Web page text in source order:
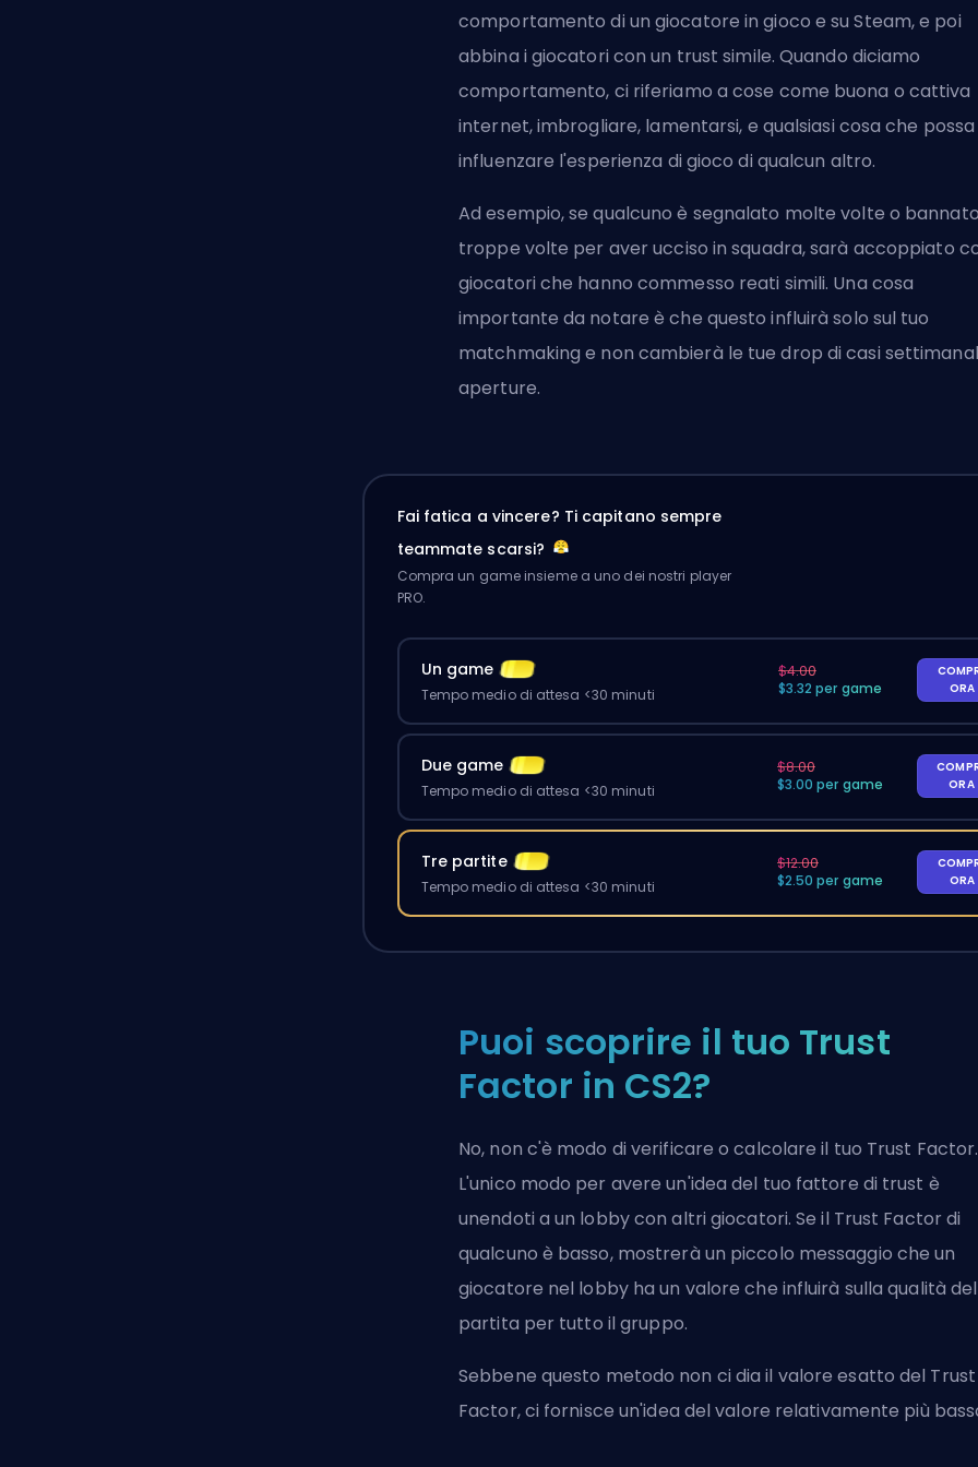
comportamento di un giocatore in gioco e suSteam, e poi
abbina i giocatori con un trust simile. Quando diciamo
comportamento, ci riferiamo a cose come buona o cattiva
internet, imbrogliare, lamentarsi, e qualsiasi cosa che possa
influenzare l'esperienza di gioco di qualcun altro.
Ad esempio, se qualcuno è segnalato molte volte o bannato
troppe volte per aver ucciso in squadra, sarà accoppiato
giocatori che hanno commesso reati simili. Una cosa
importante da notare è che questo influirà solo sul tuo
matchmaking e non cambierà le tue drop di casi
aperture.
Fai fatica a vincere? Ti capitano sempre
teammate scarsi?
Compra un game insieme a uno dei nostri player
PRO.
Un game
Tempo medio di attesa <30 minuti
$4.00
$3.32 per game
ORA
Due game
Tempo medio di attesa <30 minuti
$8.00
$3.00 per game
ORA
Tre partite
Tempo medio di attesa <30 minuti
$12.00
$2.50 per game
ORA
Puoi scoprire il tuo Trust
Factor in CS2?
No, non c'è modo di verificare o calcolare il tuo Trust Factor.
L'unico modo per avere un'idea del tuo fattore di trust è
unendoti a un lobby con altri giocatori. Se il Trust Factor di
qualcuno è basso, mostrerà un piccolo messaggio che un
giocatore nel lobby ha un valore che influirà sulla qualità
partita per tutto il gruppo.
Sebbene questo metodo non ci dia il valore esatto del Trust
Factor, ci fornisce un'idea del valore relativamente più